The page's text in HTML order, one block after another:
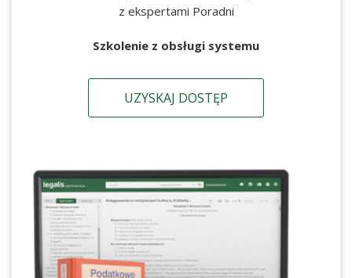
z ekspertami Poradni
Szkolenie z obsługi systemu
UZYSKAJ DOSTĘP